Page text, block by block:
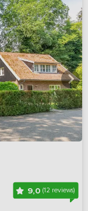
9,0(12 reviews)